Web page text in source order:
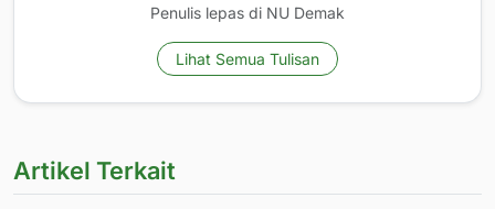
Penulis lepas di NU Demak
Lihat Semua Tulisan
Artikel Terkait